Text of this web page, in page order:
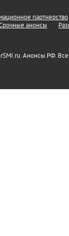
партнерство
анонсы
Анонсы.РФ.